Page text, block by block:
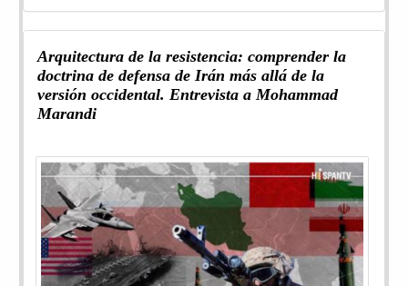
Arquitectura de la resistencia: comprender la
doctrina de defensa de Irán más allá de la
versión occidental. Entrevista a Mohammad
Marandi